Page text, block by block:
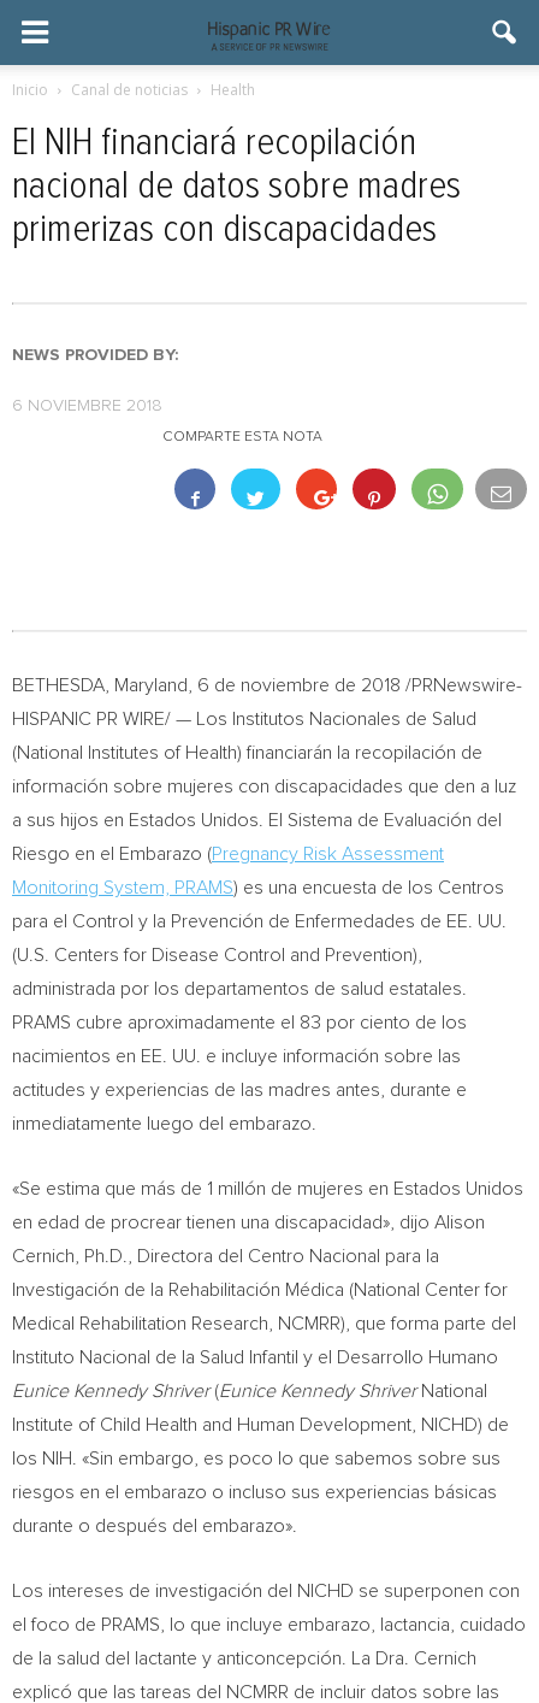
Inicio Canal de noticias Health
El NIH financiará recopilación
nacional de datos sobre madres
primerizas con discapacidades
NEWS PROVIDED BY:
6 NOVIEMBRE 2018
COMPARTE ESTA NOTA
BETHESDA, Maryland
, 6 de noviembre de 2018 /PRNewswire-
HISPANIC PR WIRE/ — Los Institutos Nacionales de Salud
(National Institutes of Health) financiarán la recopilación de
información sobre mujeres con discapacidades que den a luz
a sus hijos en Estados Unidos. El Sistema de Evaluación del
Riesgo en el Embarazo (Pregnancy Risk Assessment
Monitoring System, PRAMS) es una encuesta de los Centros
para el Control y la Prevención de Enfermedades de EE. UU.
(U.S. Centers for Disease Control and Prevention),
administrada por los departamentos de salud estatales.
PRAMS cubre aproximadamente el 83 por ciento de los
nacimientos en EE. UU. e incluye información sobre las
actitudes y experiencias de las madres antes, durante e
inmediatamente luego del embarazo.
«Se estima que más de 1 millón de mujeres en Estados Unidos
en edad de procrear tienen una discapacidad», dijo Alison
Cernich , Ph.D., Directora del Centro Nacional para la
Investigación de la Rehabilitación Médica (National Center for
Medical Rehabilitation Research, NCMRR), que forma parte del
Instituto Nacional de la Salud Infantil y el Desarrollo Humano
Eunice Kennedy Shriver(Eunice Kennedy ShriverNational
Institute of Child Health and Human Development, NICHD) de
los NIH. «Sin embargo, es poco lo que sabemos sobre sus
riesgos en el embarazo o incluso sus experiencias básicas
durante o después del embarazo».
Los intereses de investigación del NICHD se superponen con
el foco de PRAMS, lo que incluye embarazo, lactancia, cuidado
de la salud del lactante y anticoncepción. La Dra. Cernich
explicó que las tareas del NCMRR de incluir datos sobre las